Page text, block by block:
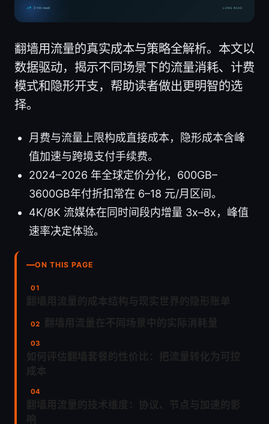
翻墙用流量的真实成本与策略全解析。本文以
数据驱动，揭示不同场景下的流量消耗、计费
模式和隐形开支，帮助读者做出更明智的选
择。
月费与流量上限构成直接成本，隐形成本含峰
值加速与跨境支付手续费。
2024–2026 年全球定价分化，600GB–
3600GB年付折扣常在 6–18 元/月区间。
4K/8K 流媒体在同时间段内增量 3x–8x，峰值
速率决定体验。
ON THIS PAGE